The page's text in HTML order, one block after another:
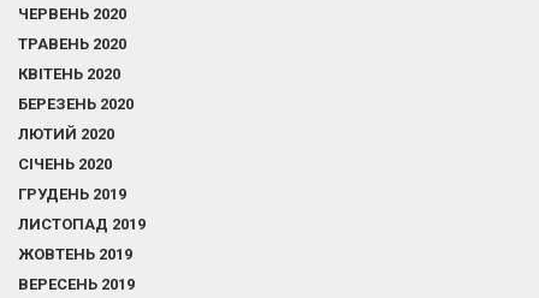
ЧЕРВЕНЬ 2020
ТРАВЕНЬ 2020
КВІТЕНЬ 2020
БЕРЕЗЕНЬ 2020
ЛЮТИЙ 2020
СІЧЕНЬ 2020
ГРУДЕНЬ 2019
ЛИСТОПАД 2019
ЖОВТЕНЬ 2019
ВЕРЕСЕНЬ 2019